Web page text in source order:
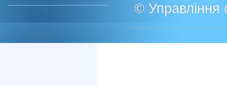
© Управління